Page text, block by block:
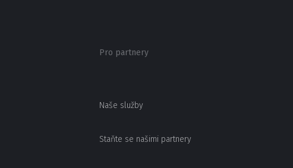
Pro partnery
Naše služby
Staňte se našimi partnery